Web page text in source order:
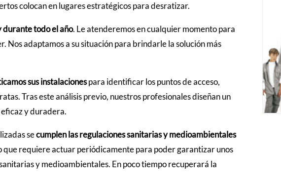
colocan en lugares estratégicos para desratizar.
durante todo el año. Le atenderemos en cualquier momento para
Nos adaptamos a su situación para brindarle la solución más
sus instalacionespara identificar los puntos de acceso,
Tras este análisis previo, nuestros profesionales diseñan un
y duradera.
secumplen las regulaciones sanitarias y medioambientales
que requiere actuar periódicamente para poder garantizar unos
y medioambientales. En poco tiempo recuperará la